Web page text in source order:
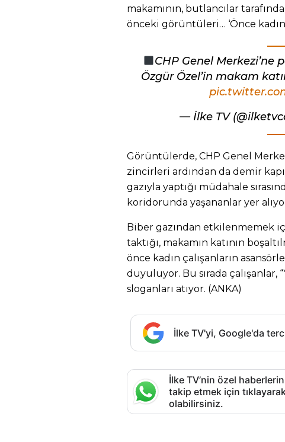
makamının, butlancılar
önceki görüntüleri… ‘Önce
CHP Genel Merkezi’ne
Özgür Özel’in makam
— İlke TV
Görüntülerde, CHP Genel
zincirleri ardından da demir
gazıyla yaptığı müdahale
koridorunda yaşananlar yer
Biber gazından etkilenmemek
taktığı, makamın katının
önce kadın çalışanların
duyuluyor. Bu sırada çalışanlar,
sloganları atıyor. (ANKA)
İlke TV'yi, Google'da
İlke TV’nin özel
takip etmek için
olabilirsiniz.